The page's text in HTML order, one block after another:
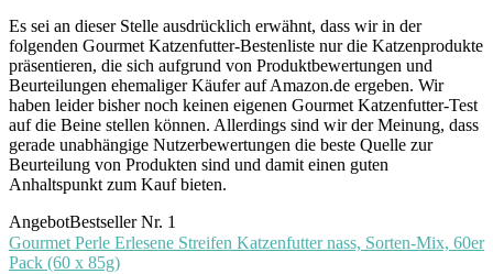
Es sei an dieser Stelle ausdrücklich erwähnt, dass wir in der
folgenden Gourmet Katzenfutter-Bestenliste nur die Katzenprodukte
präsentieren, die sich aufgrund von Produktbewertungen und
Beurteilungen ehemaliger Käufer auf Amazon.de ergeben. Wir
haben leider bisher noch keinen eigenen Gourmet Katzenfutter-Test
auf die Beine stellen können. Allerdings sind wir der Meinung, dass
gerade unabhängige Nutzerbewertungen die beste Quelle zur
Beurteilung von Produkten sind und damit einen guten
Anhaltspunkt zum Kauf bieten.
AngebotBestseller Nr. 1
Gourmet Perle Erlesene Streifen Katzenfutter nass, Sorten-Mix, 60er
Pack (60 x 85g)